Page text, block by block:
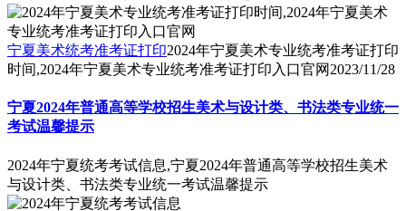
宁夏美术统考准考证打印2024年宁夏美术专业统考准考证打印
时间,2024年宁夏美术专业统考准考证打印入口官网 2023/11/28
宁夏2024年普通高等学校招生美术与设计类、书法类专业统一
考试温馨提示
2024年宁夏统考考试信息,宁夏2024年普通高等学校招生美术
与设计类、书法类专业统一考试温馨提示